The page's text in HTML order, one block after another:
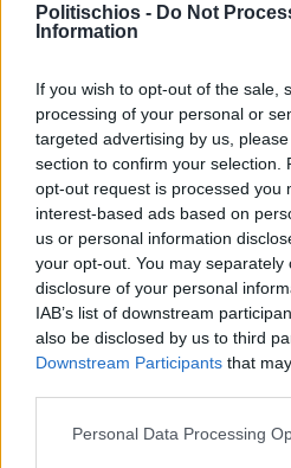
Politischios - Do Not
Information
If you wish to opt-out of the sale,
processing of your personal or
targeted advertising by us,
section to confirm your selection.
opt-out request is processed you
interest-based ads based on
us or personal information
your opt-out. You may
disclosure of your personal
IAB’s list of downstream
also be disclosed by us to third
Downstream Participants that
Personal Data Processing
Πριν 4 ημέρες
Ο καιρός στη Χίο, σήμερα
Διαφήμιση